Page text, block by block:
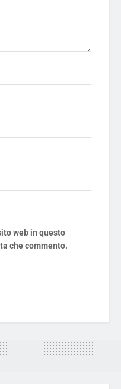
web in questo
che commento.